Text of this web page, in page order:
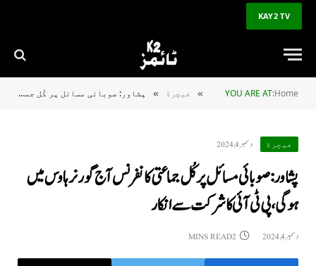
KAY2 TV
YOU ARE AT:Home
» فیچرڈ » پشاور: صوبائی مسائل پر کُل جماعتی کانفرنس آج گورنر ہاوس میں ہوگی، پی ٹی آئی کا شرکت سے انکار
فیچرڈ دسمبر 4, 2024
پشاور: صوبائی مسائل پر کُل جماعتی کانفرنس آج گورنر ہاوس میں
ہوگی، پی ٹی آئی کا شرکت سے انکار
دسمبر 4, 2024 2 MINS READ